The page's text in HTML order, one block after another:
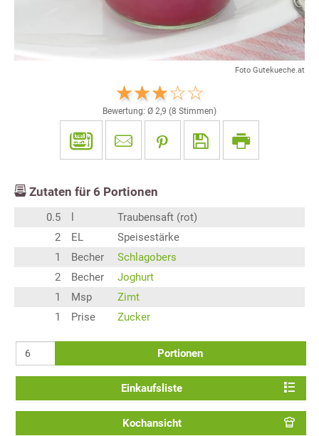
Foto Gutekueche.at
Bewertung: Ø 2,9 (8 Stimmen)
Zutaten für 6 Portionen
0.5
Traubensaft (rot)
2
EL
Speisestärke
1
Becher
Schlagobers
2
Becher
Joghurt
1
Msp
Zimt
1
Prise Zucker
Portionen
Einkaufsliste
Kochansicht